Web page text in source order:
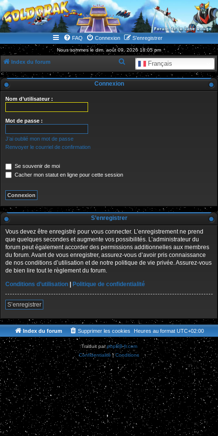
WWW.GOLDORAKGO.COM
le site de la Lune Rouge
FAQ Connexion S’enregistrer
Nous sommes le dim. août 09, 2026 18:05 pm
Index du forum Français
e
Connexion
Nom d’utilisateur :
Mot de passe :
J’ai oublié mon mot de passe
Renvoyer le courriel de confirmation
Se souvenir de moi
Cacher mon statut en ligne pour cette session
S’enregistrer
Vous devez être enregistré pour vous connecter. L’enregistrement ne prend
que quelques secondes et augmente vos possibilités. L’administrateur du
forum peut également accorder des permissions additionnelles aux membres
du forum. Avant de vous enregistrer, assurez-vous d’avoir pris connaissance
de nos conditions d’utilisation et de notre politique de vie privée. Assurez-vous
de bien lire tout le règlement du forum.
Conditions d’utilisation
Politique de confidentialité
S’enregistrer
Index du forum Heures au format UTC+02:00
Supprimer les cookies
Traduit parphpBB-fr.com
Confidentialité |Conditions